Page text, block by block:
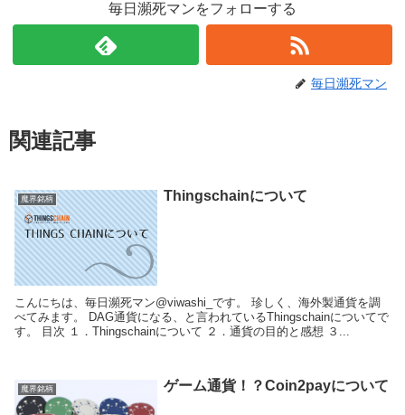
毎日瀕死マンをフォローする
毎日瀕死マン
関連記事
魔界銘柄 Thingschainについて
こんにちは、毎日瀕死マン@viwashi_です。 珍しく、海外製通貨を調
べてみます。 DAG通貨になる、と言われているThingschainについてで
す。 目次 １．Thingschainについて ２．通貨の目的と感想 ３...
魔界銘柄 ゲーム通貨！？Coin2payについて